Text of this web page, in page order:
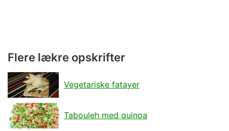
Flere lækre opskrifter
Vegetariske fatayer
Tabouleh med quinoa